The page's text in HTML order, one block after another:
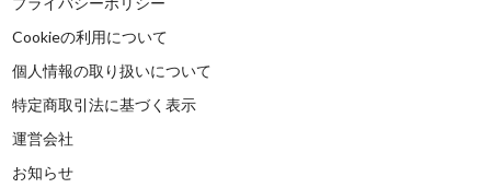
Cookieの利用について
個人情報の取り扱いについて
特定商取引法に基づく表示
運営会社
お知らせ